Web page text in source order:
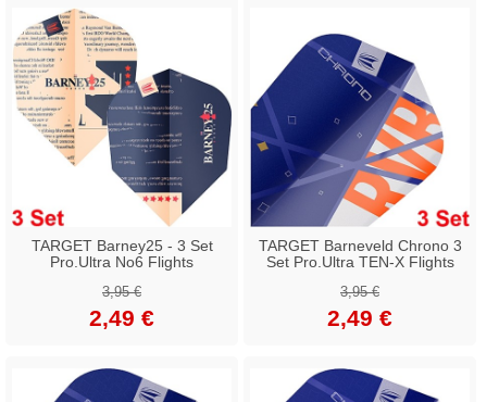
TARGET Barney25 - 3 Set
Pro.Ultra No6 Flights
3,95 €
2,49 €
TARGET Barneveld Chrono 3
Set Pro.Ultra TEN-X Flights
3,95 €
2,49 €